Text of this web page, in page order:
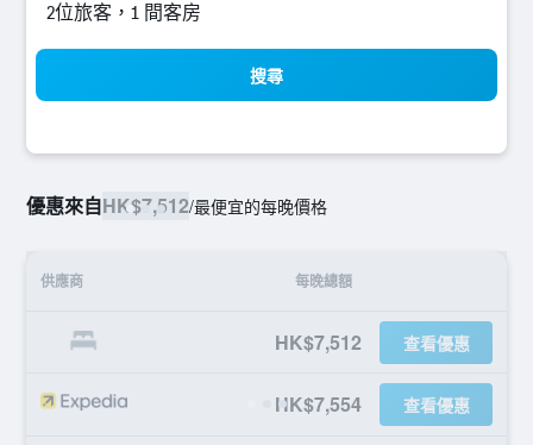
2位旅客，1 間客房
搜尋
優惠來自HK$7,512/最便宜的每晚價格
供應商 每晚總額
HK$7,512 查看優惠
HK$7,554 查看優惠